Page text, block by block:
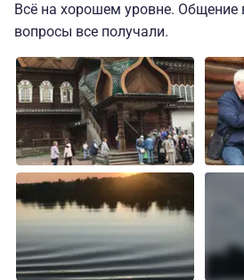
Всё на хорошем уровне. Общение
вопросы все получали.